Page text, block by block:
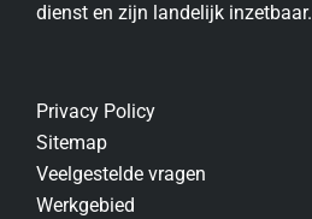
dienst en zijn landelijk inzetbaar.
Privacy Policy
Sitemap
Veelgestelde vragen
Werkgebied